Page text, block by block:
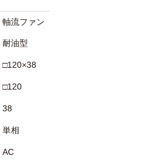
軸流ファン
耐油型
□120×38
□120
38
単相
AC